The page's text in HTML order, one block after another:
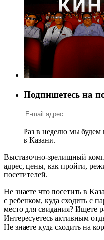
Подпишетесь на
Раз в неделю мы будем
в Казани.
Выставочно-зрелищный
адрес, цены, как пройти,
посетителей.
Не знаете что посетить в
с ребенком, куда сходить с
место для свидания? Ищете
Интересуетесь активным
Не знаете куда сходить на